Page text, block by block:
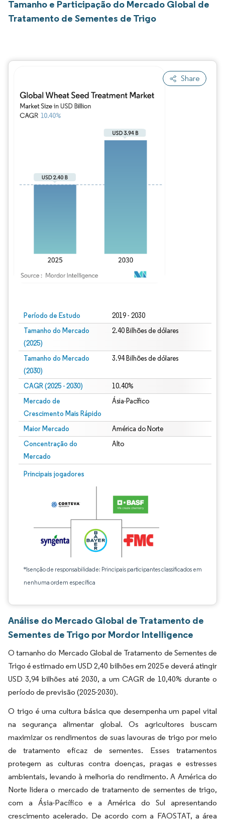
Tamanho e Participação do Mercado Global de
Tratamento de Sementes de Trigo
Share
Período de Estudo 2019 - 2030
Tamanho do Mercado
(2025)
2.40 Bilhões de dólares
Tamanho do Mercado
(2030)
3.94 Bilhões de dólares
CAGR (2025 - 2030) 10.40%
Mercado de
Crescimento Mais Rápido
Ásia-Pacífico
Maior Mercado América do Norte
Concentração do
Mercado
Alto
Principais jogadores
*Isenção de responsabilidade: Principais participantes classificados em
nenhuma ordem específica
Análise do Mercado Global de Tratamento de
Sementes de Trigo por Mordor Intelligence
O tamanho do Mercado Global de Tratamento de Sementes de
Trigo é estimado em USD 2,40 bilhões em 2025 e deverá atingir
USD 3,94 bilhões até 2030, a um CAGR de 10,40% durante o
período de previsão (2025-2030).
O trigo é uma cultura básica que desempenha um papel vital
na segurança alimentar global. Os agricultores buscam
maximizar os rendimentos de suas lavouras de trigo por meio
de tratamento eficaz de sementes. Esses tratamentos
protegem as culturas contra doenças, pragas e estresses
ambientais, levando à melhoria do rendimento. A América do
Norte lidera o mercado de tratamento de sementes de trigo,
com a Ásia-Pacífico e a América do Sul apresentando
crescimento acelerado. De acordo com a FAOSTAT, a área